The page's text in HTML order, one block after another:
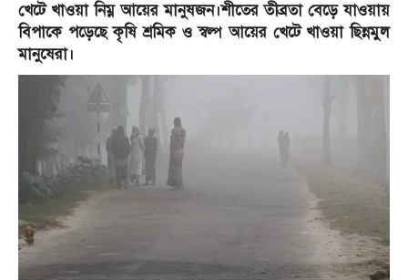
খেটে খাওয়া নিম্ন আয়ের মানুষজন।শীতের তীব্রতা বেড়ে যাওয়ায়
বিপাকে পড়েছে কৃষি শ্রমিক ও স্বল্প আয়ের খেটে খাওয়া ছিন্নমুল
মানুষেরা।